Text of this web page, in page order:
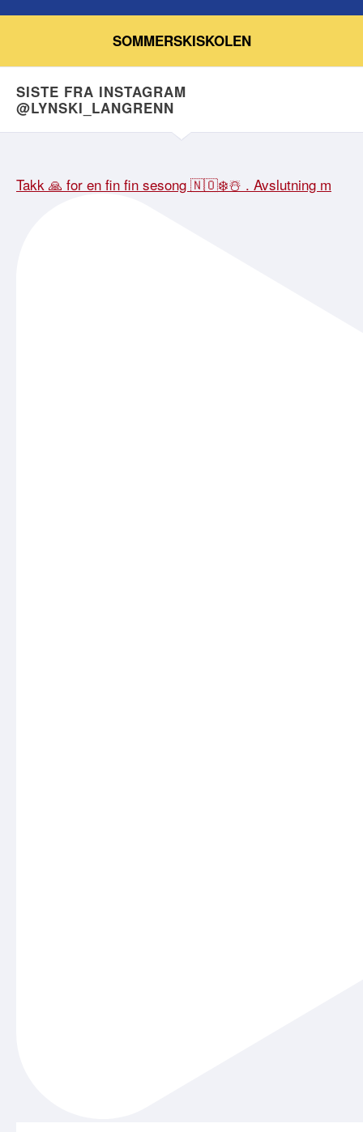
SOMMERSKISKOLEN
SISTE FRA INSTAGRAM
@LYNSKI_LANGRENN
Takk 🙏 for en fin fin sesong 🇳🇴❄️☃️ . Avslutning m